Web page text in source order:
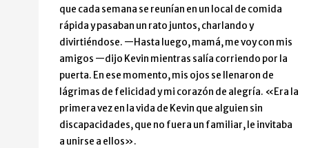
que cada semana se reunían en un local de comida
rápida y pasaban un rato juntos, charlando y
divirtiéndose. —Hasta luego, mamá, me voy con mis
amigos —dijo Kevin mientras salía corriendo por la
puerta. En ese momento, mis ojos se llenaron de
lágrimas de felicidad y mi corazón de alegría. «Era la
primera vez en la vida de Kevin que alguien sin
discapacidades, que no fuera un familiar, le invitaba
a unirse a ellos».